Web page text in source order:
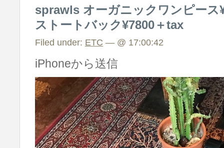
sprawls オーガニックワンピース
ストートバック¥7800＋tax
Filed under: ETC — @ 17:00:42
iPhoneから送信